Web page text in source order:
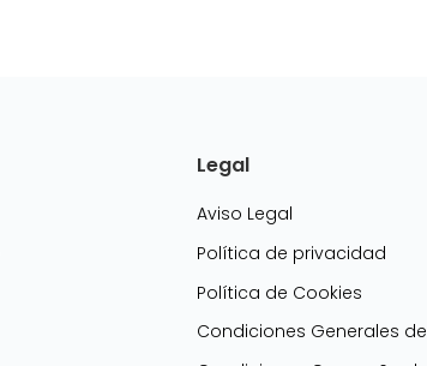
Legal
Aviso Legal
Política de privacidad
Política de Cookies
Condiciones Generales